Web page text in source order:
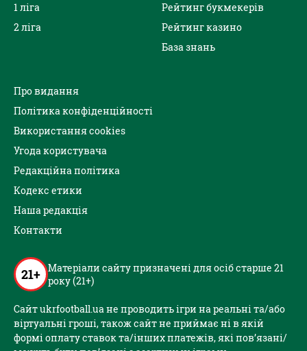
1 ліга
2 ліга
Рейтинг букмекерів
Рейтинг казино
База знань
Про видання
Політика конфіденційності
Використання cookies
Угода користувача
Редакційна політика
Кодекс етики
Наша редакція
Контакти
21+ Матеріали сайту призначені для осіб старше 21
року (21+)
Сайт ukrfootball.ua не проводить ігри на реальні та/або
віртуальні гроші, також сайт не приймає ні в якій
формі оплату ставок та/інших платежів, які пов’язані/